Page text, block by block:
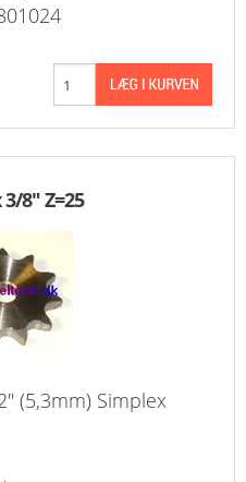
8" Z=25
(5,3mm) Simplex